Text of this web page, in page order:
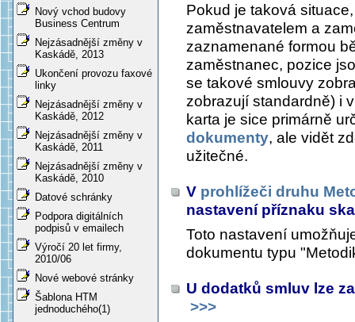
Nový vchod budovy
Business Centrum
Nejzásadnější změny v
Kaskádě, 2013
Ukončení provozu faxové
linky
Nejzásadnější změny v
Kaskádě, 2012
Nejzásadnější změny v
Kaskádě, 2011
Nejzásadnější změny v
Kaskádě, 2010
Datové schránky
Podpora digitálních
podpisů v emailech
Výročí 20 let firmy,
2010/06
Nové webové stránky
Šablona HTM
jednoduchého(1)
Pokud je taková
zaměstnavatelem a
zaznamenané formou
zaměstnanec, pozice
se takové smlouvy
zobrazují standardně) i
karta je sice primárně
dokumenty, ale vidět
užitečné.
V prohlížeči druhu
nastavení příznaku
Toto nastavení
dokumentu typu
U dodatků smluv lze
>>>